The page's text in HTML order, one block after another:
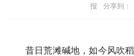
报 分享到：
昔日荒滩碱地，如今风吹